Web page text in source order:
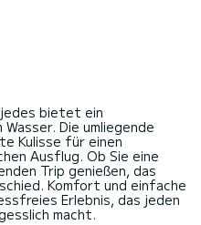
jedes bietet ein
Die umliegende
Kulisse für einen
Ausflug. Ob Sie eine
Trip genießen, das
Komfort und einfache
Erlebnis, das jeden
macht.